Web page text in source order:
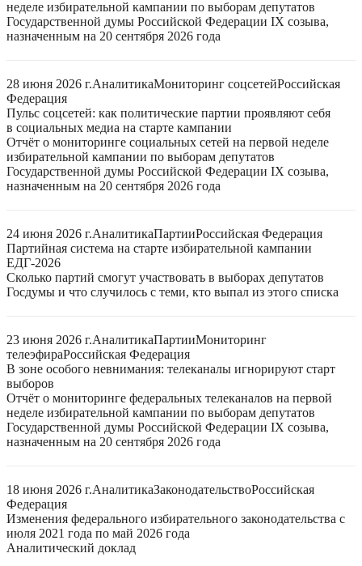
неделе избирательной кампании по выборам депутатов
Государственной думы Российской Федерации IX созыва,
назначенным на 20 сентября 2026 года
28 июня 2026 г.АналитикаМониторинг соцсетейРоссийская
Федерация
Пульс соцсетей: как политические партии проявляют себя
в социальных медиа на старте кампании
Отчёт о мониторинге социальных сетей на первой неделе
избирательной кампании по выборам депутатов
Государственной думы Российской Федерации IX созыва,
назначенным на 20 сентября 2026 года
24 июня 2026 г.АналитикаПартииРоссийская Федерация
Партийная система на старте избирательной кампании
ЕДГ-2026
Сколько партий смогут участвовать в выборах депутатов
Госдумы и что случилось с теми, кто выпал из этого списка
23 июня 2026 г.АналитикаПартииМониторинг
телеэфираРоссийская Федерация
В зоне особого невнимания: телеканалы игнорируют старт
выборов
Отчёт о мониторинге федеральных телеканалов на первой
неделе избирательной кампании по выборам депутатов
Государственной думы Российской Федерации IX созыва,
назначенным на 20 сентября 2026 года
18 июня 2026 г.АналитикаЗаконодательствоРоссийская
Федерация
Изменения федерального избирательного законодательства с
июля 2021 года по май 2026 года
Аналитический доклад